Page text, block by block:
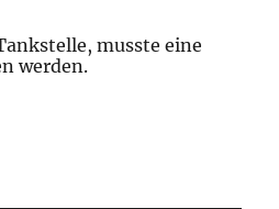
musste eine
werden.